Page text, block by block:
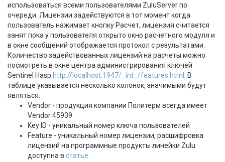
использоваться всеми пользователями ZuluServer по
очереди. Лицензии задействуются в тот момент когда
пользователь нажимает кнопку Расчет, лицензия считается
занят пока у пользователя открыто окно расчетного модуля и
в окне сообщений отображается протокол с результатами.
Количество задействованных лицензий на расчеты можно
посмотреть в окне центра администрирования ключей
Sentinel Hasр http://localhost:1947/_int_/features.html
. В
таблице указывается несколько колонок, значимыми будут
являться:
Vendor - продукция компании Политерм всегда имеет
Vendor 45939
Key ID - уникальный номер ключа пользователей
Feature - уникальный номер лицензии, расшифровка
лицензий на программные продукты линейки Zulu
доступна в статье